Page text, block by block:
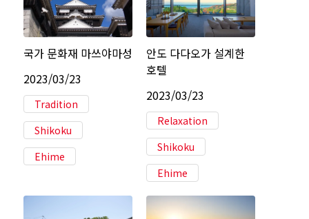
국가 문화재 마쓰야마성
2023/03/23
Tradition
Shikoku
Ehime
안도 다다오가 설계한
호텔
2023/03/23
Relaxation
Shikoku
Ehime